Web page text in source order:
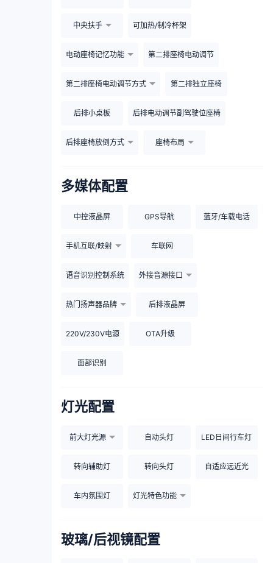
中央扶手 可加热/制冷杯架
电动座椅记忆功能 第二排座椅电动调节
第二排座椅电动调节方式 第二排独立座椅
后排小桌板 后排电动调节副驾驶位座椅
后排座椅放倒方式 座椅布局
多媒体配置
中控液晶屏 GPS导航 蓝牙/车载电话
手机互联/映射 车联网
语音识别控制系统 外接音源接口
热门扬声器品牌 后排液晶屏
220V/230V电源 OTA升级
面部识别
灯光配置
前大灯光源 自动头灯 LED日间行车灯
转向辅助灯 转向头灯 自适应远近光
车内氛围灯 灯光特色功能
玻璃/后视镜配置